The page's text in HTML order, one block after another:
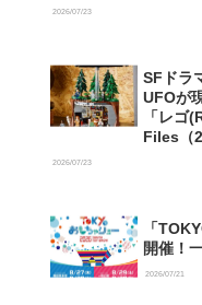
2026/07/23
SFドラ
UFOが
「レゴ
Files（
2026/07/23
「
開催！
2026/07/21